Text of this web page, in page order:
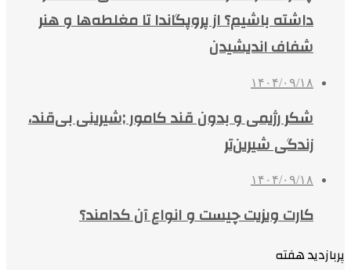
داشته باشیم؟ از پروپگاندا تا مغلطه‌ها و هنر
شفاف اندیشیدن
۱۴۰۴/۰۹/۱۸
شکر رژیمی و بدون قند کامور ;شیرینی بی‌قند،
زندگی شیرین‌تر
۱۴۰۴/۰۹/۱۸
کارت ویزیت چیست و انواع آن کدامند؟
پربازدید هفته